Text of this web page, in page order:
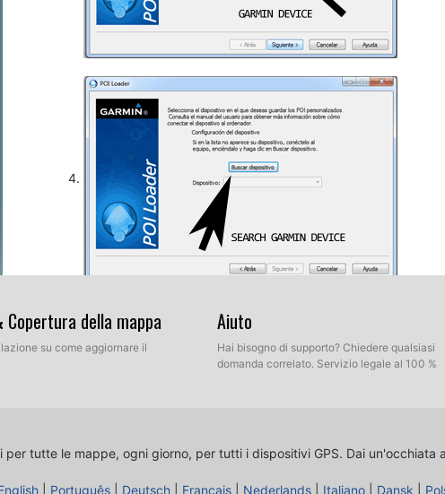
decompressi del nostro database. Ora si può scegliere tra la
Selezionare Modalità Espressa.
della mappa
su come aggiornare il
Aiuto
Hai bisogno di supporto? Chiedere qualsiasi
domanda correlato. Servizio legale al 100 %
tutte le mappe, ogni giorno, per tutti i dispositivi GPS. Dai un'occhiata
Português Deutsch Français Nederlands Italiano Dansk